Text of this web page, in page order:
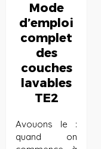
Mode
d’emploi
complet
des
couches
lavables
TE2
Avouons le :
quand on